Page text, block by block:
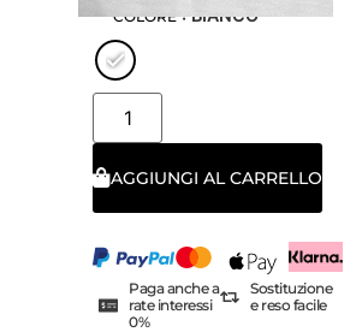
COLORE : BIANCO
AGGIUNGI AL CARRELLO
Paga anche a
rate interessi
0%
Sostituzione
e reso facile